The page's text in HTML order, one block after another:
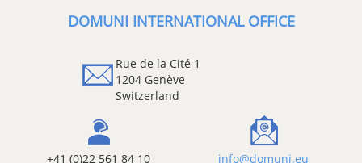
DOMUNI INTERNATIONAL OFFICE
Rue de la Cité 1
1204 Genève
Switzerland
+41 (0)22 561 84 10 info@domuni.eu